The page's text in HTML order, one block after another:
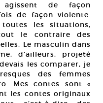
agissent de façon
de façon violente.
les situations,
le contraire des
Le masculin dans
d’ailleurs, projeté
les comparer, je
des femmes
Mes contes sont «
les contes originaux